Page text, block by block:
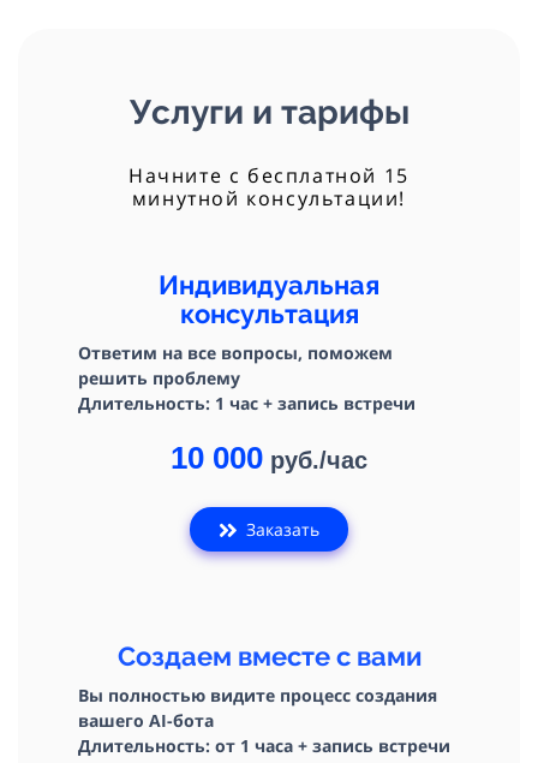
Услуги и тарифы
Начните с бесплатной 15
минутной консультации!
Индивидуальная
консультация
Ответим на все вопросы, поможем
решить проблему
Длительность: 1 час + запись встречи
10 000 руб./час
Заказать
Создаем вместе с вами
Вы полностью видите процесс создания
вашего AI-бота
Длительность: от 1 часа + запись встречи